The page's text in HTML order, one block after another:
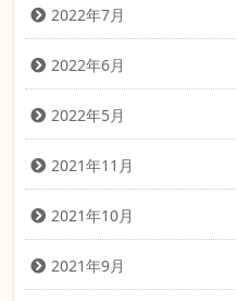
2022年7月
2022年6月
2022年5月
2021年11月
2021年10月
2021年9月